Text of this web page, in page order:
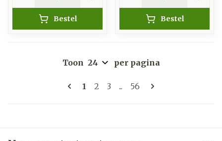
Bestel Bestel
Pagina's
U lees momenteel pagina
1 Pagina
2 Pagina
3 ... Pagina
56
Toon per pagina